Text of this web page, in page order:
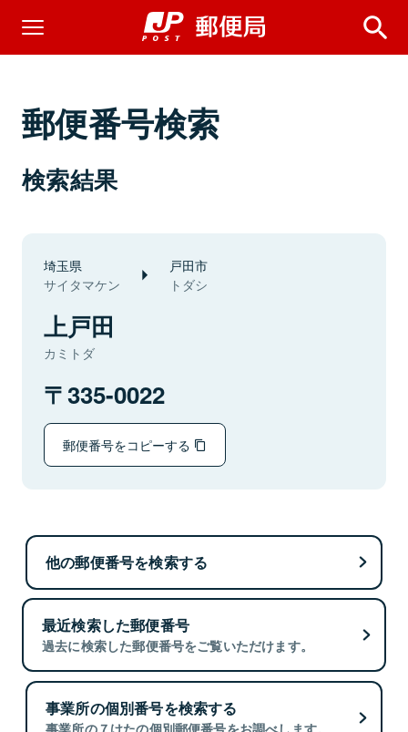
郵便番号検索
検索結果
埼玉県
サイタマケン
戸田市
トダシ
上戸田
カミトダ
335-0022
郵便番号をコピーする
他の郵便番号を検索する
最近検索した郵便番号
過去に検索した郵便番号をご覧いただけます。
事業所の個別番号を検索する
事業所の７けたの個別郵便番号をお調べします。